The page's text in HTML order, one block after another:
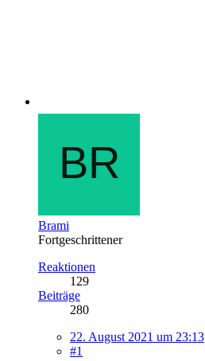
Brami
Fortgeschrittener
Reaktionen
129
Beiträge
280
22. August 2021 um 23:13
#1